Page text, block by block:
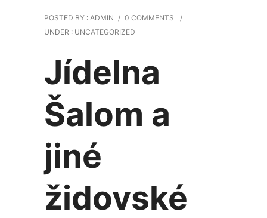
POSTED BY : ADMIN / 0 COMMENTS
/
UNDER : UNCATEGORIZED
Jídelna
Šalom a
jiné
židovské